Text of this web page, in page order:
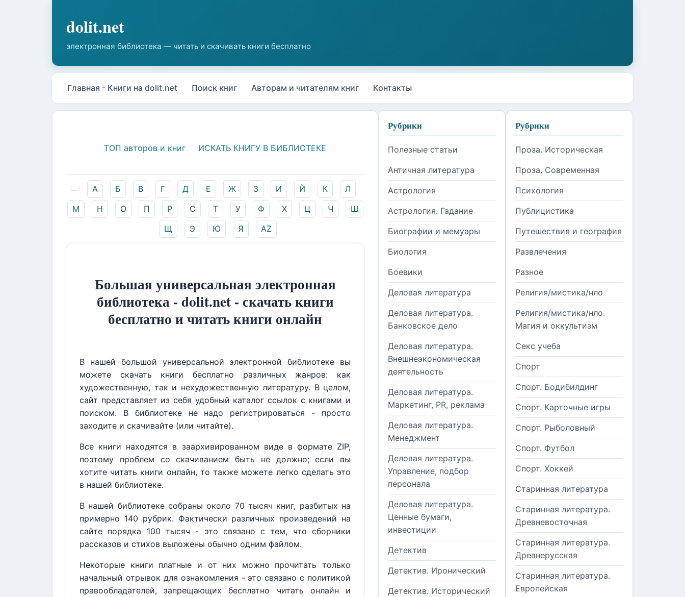
Главная - Книги на dolit.net Поиск книг Авторам и читателям книг Контакты
ТОП авторов и книг ИСКАТЬ КНИГУ В БИБЛИОТЕКЕ
А Б В Г Д Е Ж З И Й К
Л
М
Н О П Р С Т У Ф Х Ц Ч
Ш
Щ
Э Ю Я AZ
Большая универсальная электронная
библиотека - dolit.net - скачать книги
бесплатно и читать книги онлайн
В нашей большой универсальной электронной библиотеке вы
можете скачать книги бесплатно различных жанров: как
художественную, так и нехудожественную литературу. В целом,
сайт представляет из себя удобный каталог ссылок с книгами и
поиском. В библиотеке не надо регистрироваться - просто
заходите и скачивайте (или читайте).
Все книги находятся в заархивированном виде в формате ZIP,
поэтому проблем со скачиванием быть не должно; если вы
хотите читать книги онлайн, то также можете легко сделать это
в нашей библиотеке.
В нашей библиотеке собраны около 70 тысяч книг, разбитых на
примерно 140 рубрик. Фактически различных произведений на
сайте порядка 100 тысяч - это связано с тем, что сборники
рассказов и стихов выложены обычно одним файлом.
Некоторые книги платные и от них можно прочитать только
начальный отрывок для ознакомления - это связано с политикой
правообладателей, запрещающих бесплатно читать онлайн и
Рубрики
Полезные статьи
Античная литература
Астрология
Астрология. Гадание
Биографии и мемуары
Биология
Боевики
Деловая литература
Деловая литература.
Банковское дело
Деловая литература.
Внешнеэкономическая
деятельность
Деловая литература.
Маркетинг, PR, реклама
Деловая литература.
Менеджмент
Деловая литература.
Управление, подбор
персонала
Деловая литература.
Ценные бумаги,
инвестиции
Детектив
Детектив. Иронический
Детектив. Исторический
Рубрики
Проза. Историческая
Проза. Современная
Психология
Публицистика
Путешествия и география
Развлечения
Разное
Религия/мистика/нло
Религия/мистика/нло.
Магия и оккультизм
Секс учеба
Спорт
Спорт. Бодибилдинг
Спорт. Карточные игры
Спорт. Рыболовный
Спорт. Футбол
Спорт. Хоккей
Старинная литература
Старинная литература.
Древневосточная
Старинная литература.
Древнерусская
Старинная литература.
Европейская